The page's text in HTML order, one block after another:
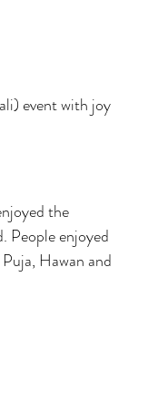
event with joy
the
People enjoyed
Hawan and